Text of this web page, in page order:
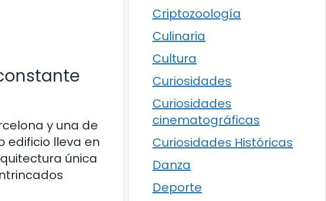
y una de
edificio lleva en
única
Criptozoología
Culinaria
Cultura
Curiosidades
Curiosidades
cinematográficas
Curiosidades Históricas
Danza
Deporte